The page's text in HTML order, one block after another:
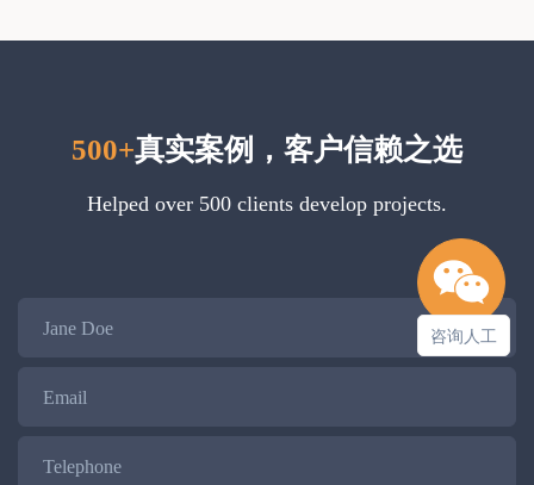
500+真实案例，客户信赖之选
Helped over 500 clients develop projects.
咨询人工